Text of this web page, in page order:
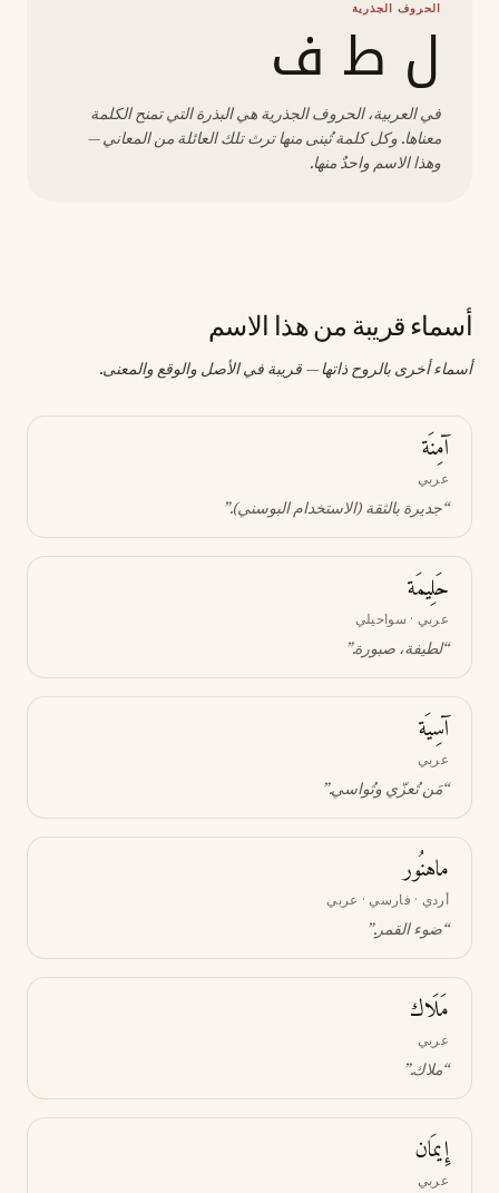
الحروف الجذرية
ل ط ف
في العربية، الحروف الجذرية هي البذرة التي تمنح الكلمة
معناها. وكل كلمة تُبنى منها ترث تلك العائلة من المعاني —
وهذا الاسم واحدٌ منها.
أسماء قريبة من هذا الاسم
أسماء أخرى بالروح ذاتها — قريبة في الأصل والوقع والمعنى.
آمِنَة
عربي
“جديرة بالثقة (الاستخدام البوسني).”
حَلِيمَة
عربي · سواحيلي
“لطيفة، صبورة.”
آسِيَة
عربي
“مَن تُعزّي وتُواسي.”
ماهنُور
أردي · فارسي · عربي
“ضوء القمر.”
مَلَاك
عربي
“ملاك.”
إِيمَان
عربي